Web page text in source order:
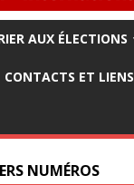
AUX ÉLECTIONS
CONTACTS ET LIENS
NUMÉROS